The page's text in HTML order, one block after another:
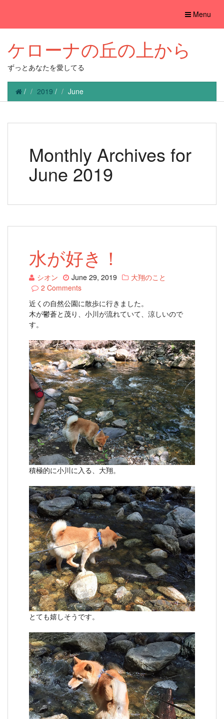
Toggle
Menu
ケローナの丘の上から
ずっとあなたを愛してる
/ 2019 / June
Monthly Archives for
June 2019
水が好き！
シオン June 29, 2019
大翔のこと
2 Comments
近くの自然公園に散歩に行きました。
木が鬱蒼と茂り、小川が流れていて、涼しいので
す。
積極的に小川に入る、大翔。
とても嬉しそうです。